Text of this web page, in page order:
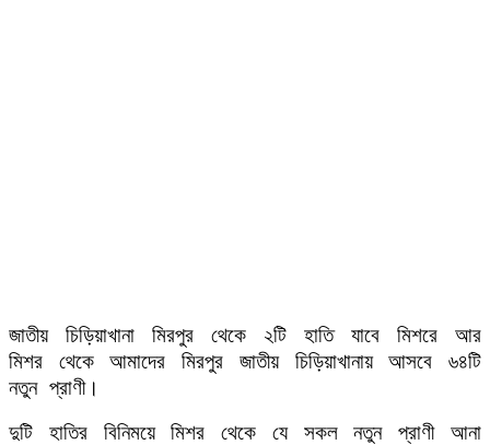
জাতীয় চিড়িয়াখানা ‍মিরপুর থেকে ২টি হাতি যাবে মিশরে আর
মিশর থেকে আমাদের মিরপুর জাতীয় চিড়িয়াখানায় আসবে ৬৪টি
নতুন প্রাণী।
দুটি হাতির বিনিময়ে মিশর থেকে যে সকল নতুন প্রাণী আনা